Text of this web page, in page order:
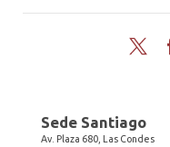
Twitter
Sede Santiago
Av. Plaza 680, Las Condes